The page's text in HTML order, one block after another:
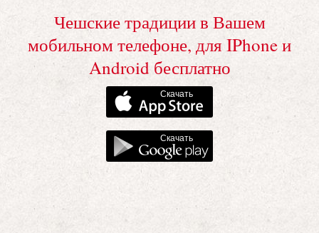
Чешские традиции в Вашем
мобильном телефоне, для IPhone и
Android бесплатно
Скачать
Скачать